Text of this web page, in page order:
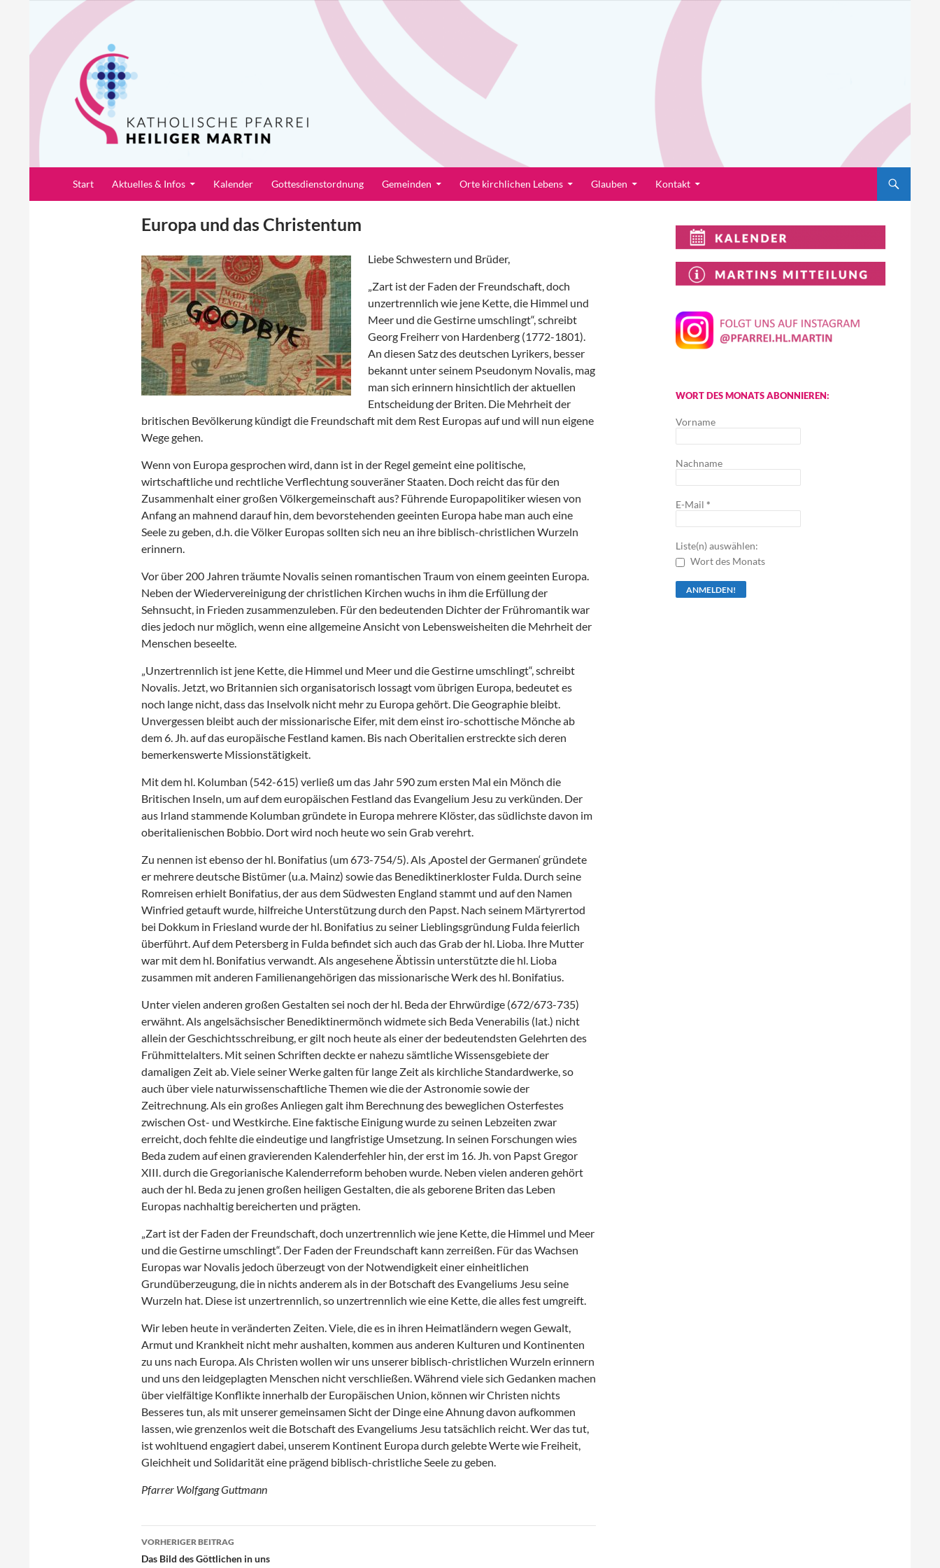
springen
Pfarrei Heiliger Martin
Start Aktuelles & Infos Kalender Gottesdienstordnung Gemeinden Orte kirchlichen Lebens Glauben Kontakt
Europa und das Christentum
Liebe Schwestern und Brüder,
„Zart ist der Faden der Freundschaft, doch
unzertrennlich wie jene Kette, die Himmel und
Meer und die Gestirne umschlingt“, schreibt
Georg Freiherr von Hardenberg (1772-1801).
An diesen Satz des deutschen Lyrikers, besser
bekannt unter seinem Pseudonym Novalis, mag
man sich erinnern hinsichtlich der aktuellen
Entscheidung der Briten. Die Mehrheit der
britischen Bevölkerung kündigt die Freundschaft mit dem Rest Europas auf und will nun eigene
Wege gehen.
Wenn von Europa gesprochen wird, dann ist in der Regel gemeint eine politische,
wirtschaftliche und rechtliche Verflechtung souveräner Staaten. Doch reicht das für den
Zusammenhalt einer großen Völkergemeinschaft aus? Führende Europapolitiker wiesen von
Anfang an mahnend darauf hin, dem bevorstehenden geeinten Europa habe man auch eine
Seele zu geben, d.h. die Völker Europas sollten sich neu an ihre biblisch-christlichen Wurzeln
erinnern.
Vor über 200 Jahren träumte Novalis seinen romantischen Traum von einem geeinten Europa.
Neben der Wiedervereinigung der christlichen Kirchen wuchs in ihm die Erfüllung der
Sehnsucht, in Frieden zusammenzuleben. Für den bedeutenden Dichter der Frühromantik war
dies jedoch nur möglich, wenn eine allgemeine Ansicht von Lebensweisheiten die Mehrheit der
Menschen beseelte.
„Unzertrennlich ist jene Kette, die Himmel und Meer und die Gestirne umschlingt“, schreibt
Novalis. Jetzt, wo Britannien sich organisatorisch lossagt vom übrigen Europa, bedeutet es
noch lange nicht, dass das Inselvolk nicht mehr zu Europa gehört. Die Geographie bleibt.
Unvergessen bleibt auch der missionarische Eifer, mit dem einst iro-schottische Mönche ab
dem 6. Jh. auf das europäische Festland kamen. Bis nach Oberitalien erstreckte sich deren
bemerkenswerte Missionstätigkeit.
Mit dem hl. Kolumban (542-615) verließ um das Jahr 590 zum ersten Mal ein Mönch die
Britischen Inseln, um auf dem europäischen Festland das Evangelium Jesu zu verkünden. Der
aus Irland stammende Kolumban gründete in Europa mehrere Klöster, das südlichste davon im
oberitalienischen Bobbio. Dort wird noch heute wo sein Grab verehrt.
Zu nennen ist ebenso der hl. Bonifatius (um 673-754/5). Als ‚Apostel der Germanen‘ gründete
er mehrere deutsche Bistümer (u.a. Mainz) sowie das Benediktinerkloster Fulda. Durch seine
Romreisen erhielt Bonifatius, der aus dem Südwesten England stammt und auf den Namen
Winfried getauft wurde, hilfreiche Unterstützung durch den Papst. Nach seinem Märtyrertod
bei Dokkum in Friesland wurde der hl. Bonifatius zu seiner Lieblingsgründung Fulda feierlich
überführt. Auf dem Petersberg in Fulda befindet sich auch das Grab der hl. Lioba. Ihre Mutter
war mit dem hl. Bonifatius verwandt. Als angesehene Äbtissin unterstützte die hl. Lioba
zusammen mit anderen Familienangehörigen das missionarische Werk des hl. Bonifatius.
Unter vielen anderen großen Gestalten sei noch der hl. Beda der Ehrwürdige (672/673-735)
erwähnt. Als angelsächsischer Benediktinermönch widmete sich Beda Venerabilis (lat.) nicht
allein der Geschichtsschreibung, er gilt noch heute als einer der bedeutendsten Gelehrten des
Frühmittelalters. Mit seinen Schriften deckte er nahezu sämtliche Wissensgebiete der
damaligen Zeit ab. Viele seiner Werke galten für lange Zeit als kirchliche Standardwerke, so
auch über viele naturwissenschaftliche Themen wie die der Astronomie sowie der
Zeitrechnung. Als ein großes Anliegen galt ihm Berechnung des beweglichen Osterfestes
zwischen Ost- und Westkirche. Eine faktische Einigung wurde zu seinen Lebzeiten zwar
erreicht, doch fehlte die eindeutige und langfristige Umsetzung. In seinen Forschungen wies
Beda zudem auf einen gravierenden Kalenderfehler hin, der erst im 16. Jh. von Papst Gregor
XIII. durch die Gregorianische Kalenderreform behoben wurde. Neben vielen anderen gehört
auch der hl. Beda zu jenen großen heiligen Gestalten, die als geborene Briten das Leben
Europas nachhaltig bereicherten und prägten.
„Zart ist der Faden der Freundschaft, doch unzertrennlich wie jene Kette, die Himmel und Meer
und die Gestirne umschlingt“. Der Faden der Freundschaft kann zerreißen. Für das Wachsen
Europas war Novalis jedoch überzeugt von der Notwendigkeit einer einheitlichen
Grundüberzeugung, die in nichts anderem als in der Botschaft des Evangeliums Jesu seine
Wurzeln hat. Diese ist unzertrennlich, so unzertrennlich wie eine Kette, die alles fest umgreift.
Wir leben heute in veränderten Zeiten. Viele, die es in ihren Heimatländern wegen Gewalt,
Armut und Krankheit nicht mehr aushalten, kommen aus anderen Kulturen und Kontinenten
zu uns nach Europa. Als Christen wollen wir uns unserer biblisch-christlichen Wurzeln erinnern
und uns den leidgeplagten Menschen nicht verschließen. Während viele sich Gedanken machen
über vielfältige Konflikte innerhalb der Europäischen Union, können wir Christen nichts
Besseres tun, als mit unserer gemeinsamen Sicht der Dinge eine Ahnung davon aufkommen
lassen, wie grenzenlos weit die Botschaft des Evangeliums Jesu tatsächlich reicht. Wer das tut,
ist wohltuend engagiert dabei, unserem Kontinent Europa durch gelebte Werte wie Freiheit,
Gleichheit und Solidarität eine prägend biblisch-christliche Seele zu geben.
Pfarrer Wolfgang Guttmann
Beitragsnavigation
VORHERIGER BEITRAG
Das Bild des Göttlichen in uns
WORT DES MONATS ABONNIEREN:
Vorname
Nachname
E-Mail *
Liste(n) auswählen:
Wort des Monats